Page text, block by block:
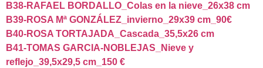
B38-RAFAEL BORDALLO_Colas en la nieve_26x38 cm
B39-ROSA Mª GONZÁLEZ_invierno_29x39 cm_90€
B40-ROSA TORTAJADA_Cascada_35,5x26 cm
B41-TOMAS GARCIA-NOBLEJAS_Nieve y
reflejo_39,5x29,5 cm_150 €